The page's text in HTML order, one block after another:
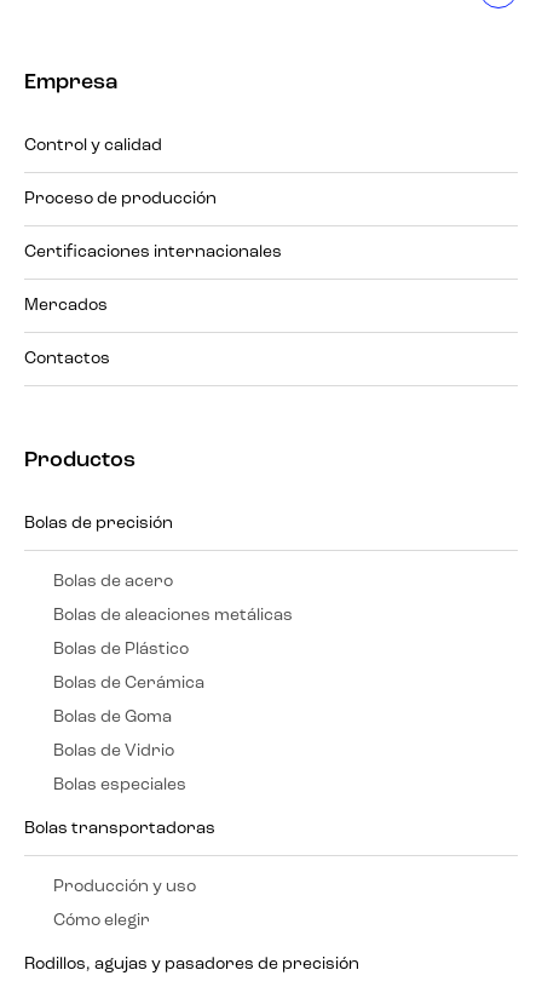
Empresa
Control y calidad
Proceso de producción
Certificaciones internacionales
Mercados
Contactos
Productos
Bolas de precisión
Bolas de acero
Bolas de aleaciones metálicas
Bolas de Plástico
Bolas de Cerámica
Bolas de Goma
Bolas de Vidrio
Bolas especiales
Bolas transportadoras
Producción y uso
Cómo elegir
Rodillos, agujas y pasadores de precisión